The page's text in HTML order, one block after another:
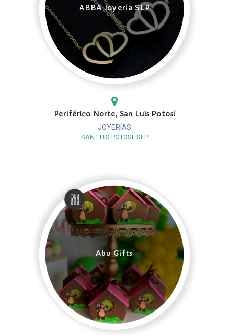
ABBA Joyería SLP
Periférico Norte, San Luis Potosí
JOYERÍAS
SAN LUIS POTOSÍ, SLP
Abu Gifts